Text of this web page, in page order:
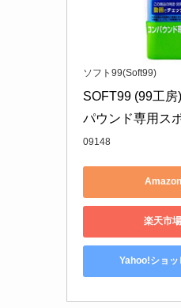
ソフト99(Soft99)
SOFT99 (99工
パウンド専用ス
09148
楽天市
Yahoo!ショッ